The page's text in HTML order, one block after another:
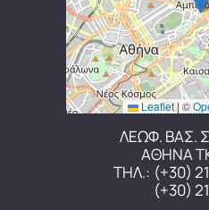
Leaflet|©
ΛΕΩΦ. ΒΑΣ.
ΑΘΗΝΑ
ΤΗΛ.: (+30)
(+30)